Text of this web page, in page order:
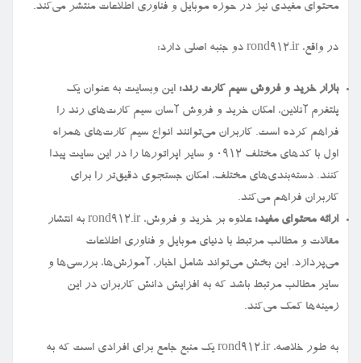
محتوای مفیدی نیز در حوزه موبایل و فناوری اطلاعات منتشر می‌کند.
در واقع، rond912.ir دو جنبه اصلی دارد:
بازار خرید و فروش سیم کارت رند: این وبسایت به عنوان یک
پلتفرم آنلاین، امکان خرید و فروش آسان سیم کارت‌های رند را
فراهم کرده است. کاربران می‌توانند انواع سیم کارت‌های همراه
اول با کدهای مختلف ۰۹۱۲ و سایر اپراتورها را در این سایت پیدا
کنند. دسته‌بندی‌های مختلف، امکان جستجوی دقیق‌تر را برای
کاربران فراهم می‌کند.
ارائه محتوای مفید:
علاوه بر خرید و فروش، rond912.ir به انتشار
مقالات و مطالب مرتبط با دنیای موبایل و فناوری اطلاعات
می‌پردازد. این بخش می‌تواند شامل اخبار، آموزش‌ها، بررسی‌ها و
سایر مطالب مرتبط باشد که به افزایش دانش کاربران در این
زمینه‌ها کمک می‌کند.
به طور خلاصه، rond912.ir یک منبع جامع برای افرادی است که به